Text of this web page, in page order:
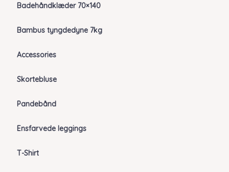
Badehåndklæder 70×140
Bambus tyngdedyne 7kg
Accessories
Skortebluse
Pandebånd
Ensfarvede leggings
T-Shirt